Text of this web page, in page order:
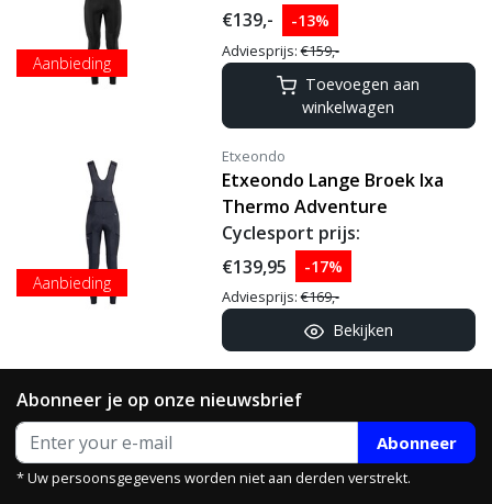
Aanbieding
€139,-
-13%
Adviesprijs:€159,-
Toevoegen aan
winkelwagen
Aanbieding
Etxeondo
Etxeondo Lange Broek Ixa
Thermo Adventure
Cyclesport prijs:
€139,95
-17%
Adviesprijs:€169,-
Bekijken
Abonneer je op onze nieuwsbrief
Abonneer
* Uw persoonsgegevens worden niet aan derden verstrekt.